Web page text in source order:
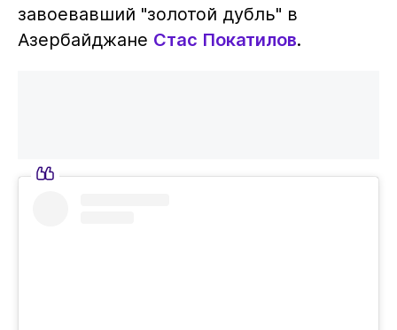
завоевавший "золотой дубль" в
Азербайджане Стас Покатилов.